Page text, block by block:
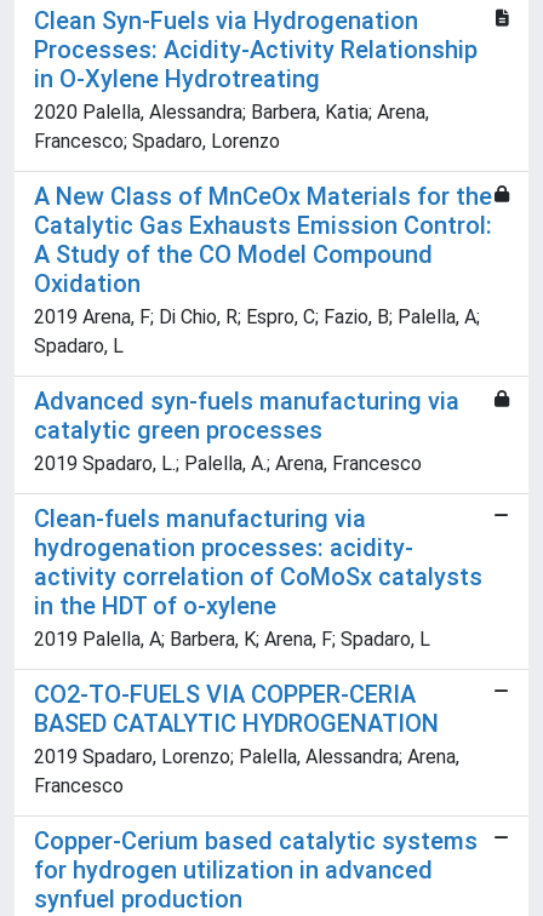
Clean Syn-Fuels via Hydrogenation
Processes: Acidity-Activity Relationship
in O-Xylene Hydrotreating
2020 Palella, Alessandra; Barbera, Katia; Arena,
Francesco; Spadaro, Lorenzo
A New Class of MnCeOx Materials for the
Catalytic Gas Exhausts Emission Control:
A Study of the CO Model Compound
Oxidation
2019 Arena, F; Di Chio, R; Espro, C; Fazio, B; Palella, A;
Spadaro, L
Advanced syn-fuels manufacturing via
catalytic green processes
2019 Spadaro, L.; Palella, A.; Arena, Francesco
Clean-fuels manufacturing via
hydrogenation processes: acidity-
activity correlation of CoMoSx catalysts
in the HDT of o-xylene
2019 Palella, A; Barbera, K; Arena, F; Spadaro, L
CO2-TO-FUELS VIA COPPER-CERIA
BASED CATALYTIC HYDROGENATION
2019 Spadaro, Lorenzo; Palella, Alessandra; Arena,
Francesco
Copper-Cerium based catalytic systems
for hydrogen utilization in advanced
synfuel production